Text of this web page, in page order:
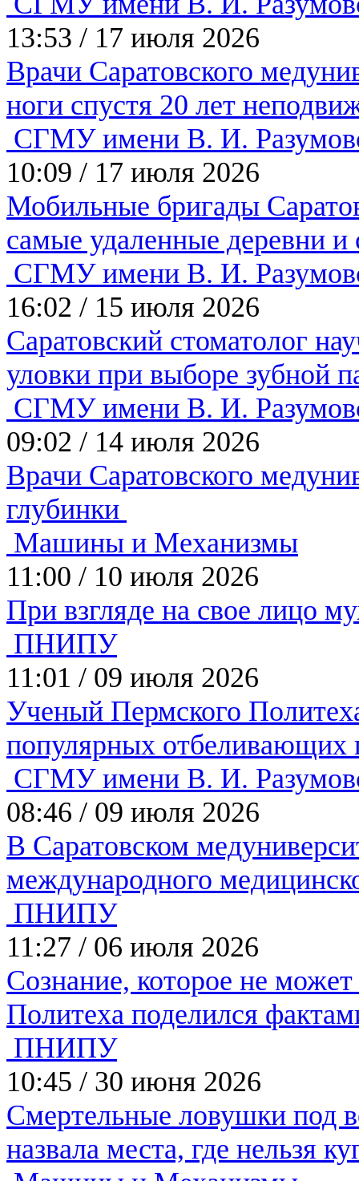
13:53 / 17 июля 2026
Врачи Саратовского
ноги спустя 20 лет
СГМУ имени В. И.
10:09 / 17 июля 2026
Мобильные бригады
самые удаленные деревни и
СГМУ имени В. И.
16:02 / 15 июля 2026
Саратовский стоматолог
уловки при выборе зубной
СГМУ имени В. И.
09:02 / 14 июля 2026
Врачи Саратовского
глубинки
Машины и Механизмы
11:00 / 10 июля 2026
При взгляде на свое лицо
ПНИПУ
11:01 / 09 июля 2026
Ученый Пермского
популярных отбеливающих
СГМУ имени В. И.
08:46 / 09 июля 2026
В Саратовском
международного
ПНИПУ
11:27 / 06 июля 2026
Сознание, которое не
Политеха поделился
ПНИПУ
10:45 / 30 июня 2026
Смертельные ловушки под
назвала места, где нельзя